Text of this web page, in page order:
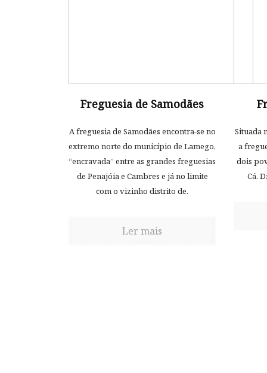
Freguesia de Samodães
A freguesia de Samodães encontra-se no
extremo norte do município de Lamego,
“encravada” entre as grandes freguesias
de Penajóia e Cambres e já no limite
com o vizinho distrito de.
Ler mais
Situada
a
dois
Cá.